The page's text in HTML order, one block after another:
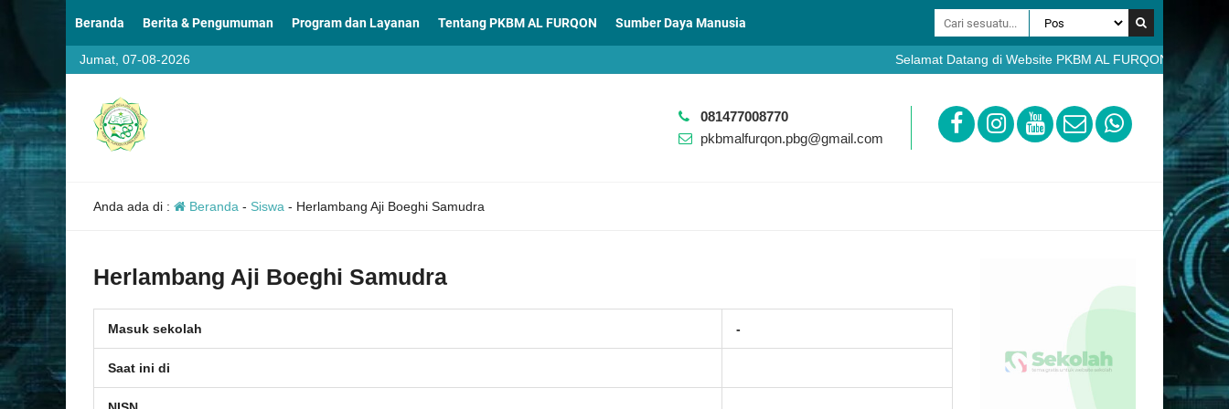
Beranda Berita & Pengumuman Program dan Layanan Tentang PKBM AL FURQON Sumber Daya Manusia
Jumat, 07-08-2026
Selamat Datang di Website PKBM AL FURQON
https://ppdb.pkbmalfurqon.sch.id
081477008770
pkbmalfurqon.pbg@gmail.com
Anda ada di : Beranda - Siswa - Herlambang Aji Boeghi Samudra
Herlambang Aji Boeghi Samudra
Masuk sekolah -
Saat ini di